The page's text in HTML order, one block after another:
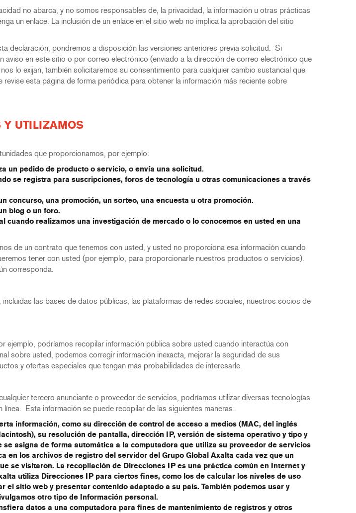
no abarca, y no somos responsables de, la privacidad, la información u otras prácticas
un enlace. La inclusión de un enlace en el sitio web no implica la aprobación del sitio
declaración, pondremos a disposición las versiones anteriores previa solicitud. Si
en este sitio o por correo electrónico (enviado a la dirección de correo electrónico que
lo exijan, también solicitaremos su consentimiento para cualquier cambio sustancial que
esta página de forma periódica para obtener la información más reciente sobre
Y UTILIZAMOS
que proporcionamos, por ejemplo:
un pedido de producto o servicio, o envía una solicitud.
se registra para suscripciones, foros de tecnología u otras comunicaciones a través
concurso, una promoción, un sorteo, una encuesta u otra promoción.
blog o un foro.
cuando realizamos una investigación de mercado o lo conocemos en usted en una
de un contrato que tenemos con usted, y usted no proporciona esa información cuando
tener con usted (por ejemplo, para proporcionarle nuestros productos o servicios).
corresponda.
las bases de datos públicas, las plataformas de redes sociales, nuestros socios de
podríamos recopilar información pública sobre usted cuando interactúa con
sobre usted, podemos corregir información inexacta, mejorar la seguridad de sus
y ofertas especiales que tengan más probabilidades de interesarle.
tercero anunciante o proveedor de servicios, podríamos utilizar diversas tecnologías
Esta información se puede recopilar de las siguientes maneras:
información, como su dirección de control de acceso a medios (MAC, del inglés
su resolución de pantalla, dirección IP, versión de sistema operativo y tipo y
asigna de forma automática a la computadora que utiliza su proveedor de servicios
los archivos de registro del servidor del Grupo Global Axalta cada vez que un
se visitaron. La recopilación de Direcciones IP es una práctica común en Internet y
utiliza Direcciones IP para ciertos fines, como los de calcular los niveles de uso
sitio web y presentar contenido adaptado a su país. También podemos usar y
otro tipo de Información personal.
datos a una computadora para fines de mantenimiento de registros y otros